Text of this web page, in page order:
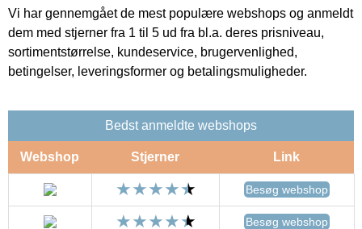
Vi har gennemgået de mest populære webshops og anmeldt
dem med stjerner fra 1 til 5 ud fra bl.a. deres prisniveau,
sortimentstørrelse, kundeservice, brugervenlighed,
betingelser, leveringsformer og betalingsmuligheder.
Bedst anmeldte webshops
Webshop Stjerner Link
Besøg webshop
Besøg webshop